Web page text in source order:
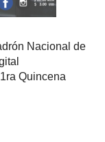
Nacional de
Quincena